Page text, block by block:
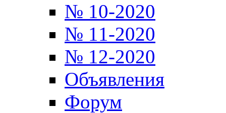
№ 10-2020
№ 11-2020
№ 12-2020
Объявления
Форум